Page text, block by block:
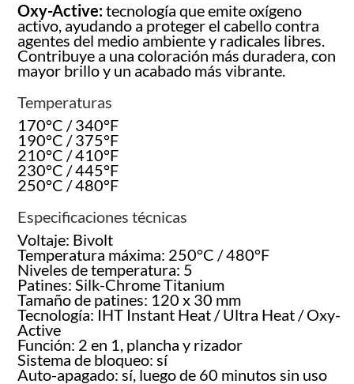
Oxy-Active:tecnología que emite oxígeno
activo, ayudando a proteger el cabello contra
agentes del medio ambiente y radicales libres.
Contribuye a una coloración más duradera, con
mayor brillo y un acabado más vibrante.
Temperaturas
170°C / 340°F
190°C / 375°F
210°C / 410°F
230°C / 445°F
250°C / 480°F
Especificaciones técnicas
Voltaje: Bivolt
Temperatura máxima: 250°C / 480°F
Niveles de temperatura: 5
Patines: Silk-Chrome Titanium
Tamaño de patines: 120 x 30 mm
Tecnología: IHT Instant Heat / Ultra Heat / Oxy-
Active
Función: 2 en 1, plancha y rizador
Sistema de bloqueo: sí
Auto-apagado: sí, luego de 60 minutos sin uso